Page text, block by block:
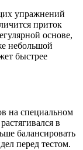
упражнений
приток
основе,
небольшой
быстрее
на специальном
в
балансировать
перед тестом.